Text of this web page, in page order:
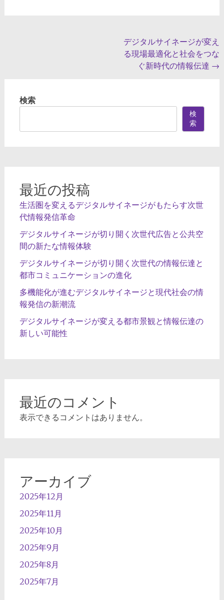
デジタルサイネージが変え
る現場最適化と社会をつな
ぐ新時代の情報伝達 →
検索
検
索
最近の投稿
生活圏を変えるデジタルサイネージがもたらす次世
代情報発信革命
デジタルサイネージが切り開く次世代広告と公共空
間の新たな情報体験
デジタルサイネージが切り開く次世代の情報伝達と
都市コミュニケーションの進化
多機能化が進むデジタルサイネージと現代社会の情
報発信の新潮流
デジタルサイネージが変える都市景観と情報伝達の
新しい可能性
最近のコメント
表示できるコメントはありません。
アーカイブ
2025年12月
2025年11月
2025年10月
2025年9月
2025年8月
2025年7月